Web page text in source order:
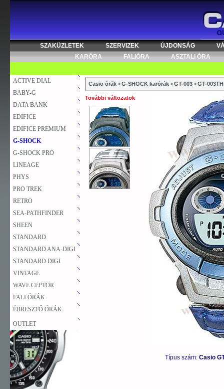
SZAKÜZLETEK SZERVIZEK ÚJDONSÁG
KARÓRA
FALIÓRA ASZTALI ÓRA
ACTIVE DIAL
BABY-G
DATA BANK
EDIFICE
EDIFICE PREMIUM
G-SHOCK
G-SHOCK PRO
LINEAGE
PHYS
PRO TREK
RETRO
SEA-PATHFINDER
SHEEN
STANDARD
STANDARD ANA-DIGI
STANDARD DIGI
VINTAGE
WAVE CEPTOR
FALI ÓRÁK
ÉBRESZTŐ ÓRÁK
OUTLET
Casio órák>G-SHOCK karórák>GT-003>GT-
További változatok
Típus szám: Casio